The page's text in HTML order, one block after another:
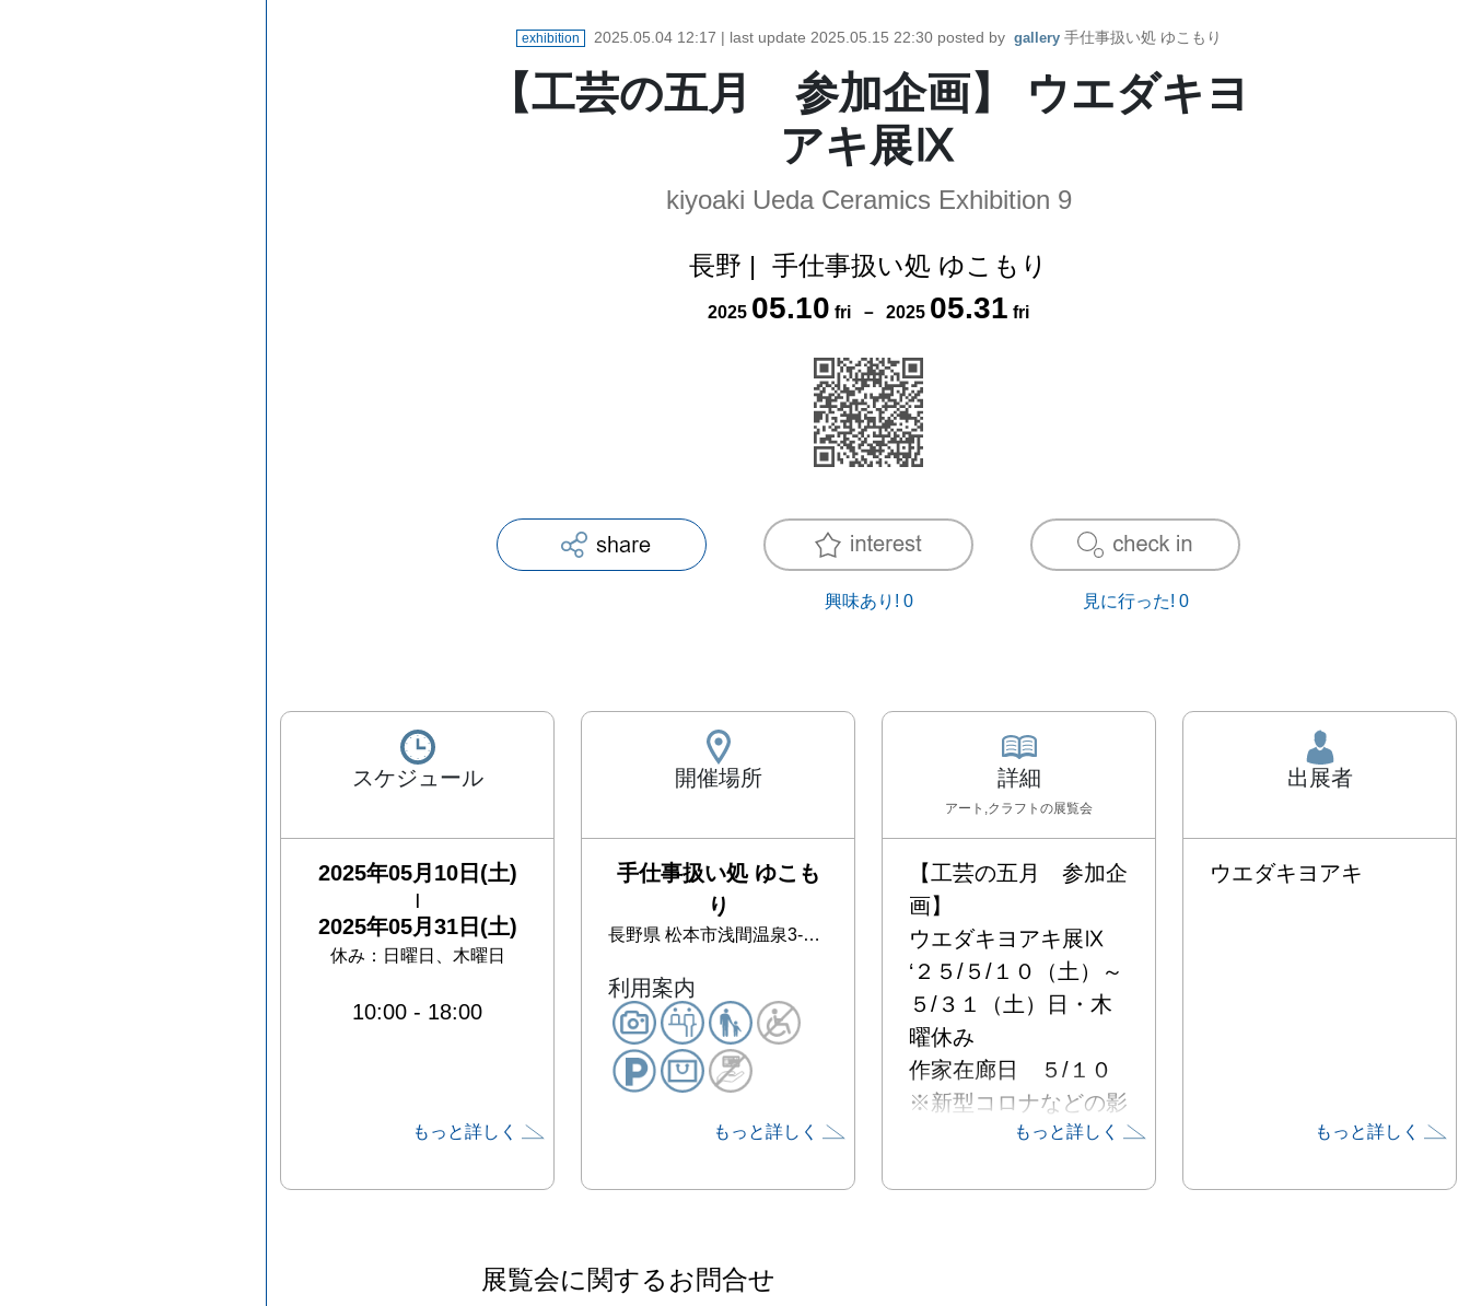
exhibition 2025.05.04 12:17 | last update 2025.05.15 22:30posted by gallery 手仕事扱い処 ゆこもり
【工芸の五月 参加企画】 ウエダキヨ
アキ展Ⅸ
kiyoaki Ueda Ceramics Exhibition 9
長野 | 手仕事扱い処 ゆこもり
2025 05.10 fri － 2025 05.31 fri
興味あり! 0 見に行った! 0
スケジュール
2025年05月10日(土)
2025年05月31日(土)
休み： 日曜日、木曜日
10:00 - 18:00
もっと詳しく
開催場所
手仕事扱い処 ゆこも
り
長野県 松本市浅間温泉3-11-4
利用案内
もっと詳しく
詳細
アート,クラフト の展覧会
【工芸の五月　参加企
画】
ウエダキヨアキ展Ⅸ
‘２５/５/１０（土）～
５/３１（土）日・木
曜休み
作家在廊日　５/１０
※新型コロナなどの影
響により変更になる可
もっと詳しく
出展者
ウエダキヨアキ
もっと詳しく
展覧会に関するお問合せ